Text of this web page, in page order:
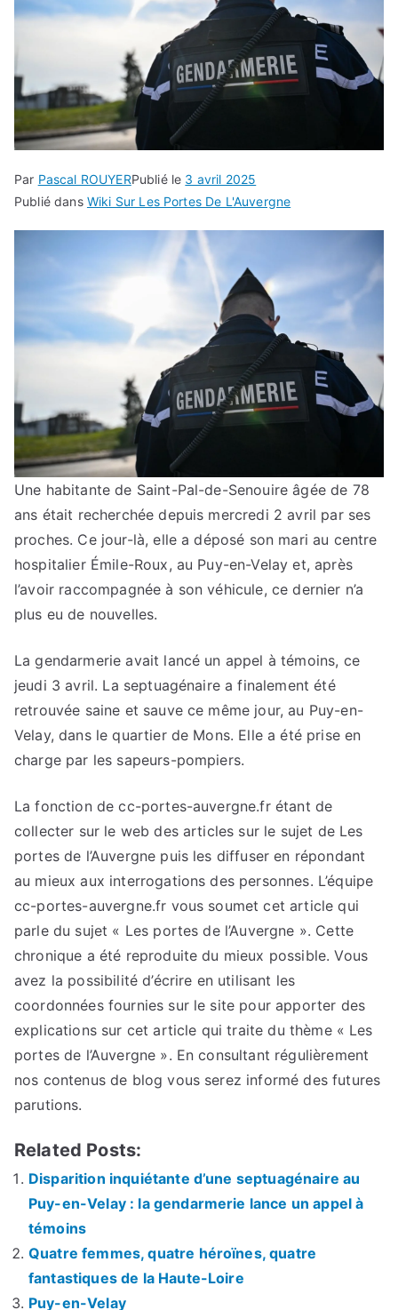
Par Pascal ROUYERPublié le 3 avril 2025
Publié dans Wiki Sur Les Portes De L'Auvergne
Une habitante de Saint-Pal-de-Senouire âgée de 78
ans était recherchée depuis mercredi 2 avril par ses
proches. Ce jour-là, elle a déposé son mari au centre
hospitalier Émile-Roux, au Puy-en-Velay et, après
l’avoir raccompagnée à son véhicule, ce dernier n’a
plus eu de nouvelles.
La gendarmerie avait lancé un appel à témoins, ce
jeudi 3 avril. La septuagénaire a finalement été
retrouvée saine et sauve ce même jour, au Puy-en-
Velay, dans le quartier de Mons. Elle a été prise en
charge par les sapeurs-pompiers.
La fonction de cc-portes-auvergne.fr étant de
collecter sur le web des articles sur le sujet de Les
portes de l’Auvergne puis les diffuser en répondant
au mieux aux interrogations des personnes. L’équipe
cc-portes-auvergne.fr vous soumet cet article qui
parle du sujet « Les portes de l’Auvergne ». Cette
chronique a été reproduite du mieux possible. Vous
avez la possibilité d’écrire en utilisant les
coordonnées fournies sur le site pour apporter des
explications sur cet article qui traite du thème « Les
portes de l’Auvergne ». En consultant régulièrement
nos contenus de blog vous serez informé des futures
parutions.
Related Posts:
Disparition inquiétante d’une septuagénaire au
Puy-en-Velay : la gendarmerie lance un appel à
témoins
Quatre femmes, quatre héroïnes, quatre
fantastiques de la Haute-Loire
Puy-en-Velay